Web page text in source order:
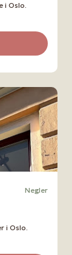
i Oslo.
Negler
i Oslo.